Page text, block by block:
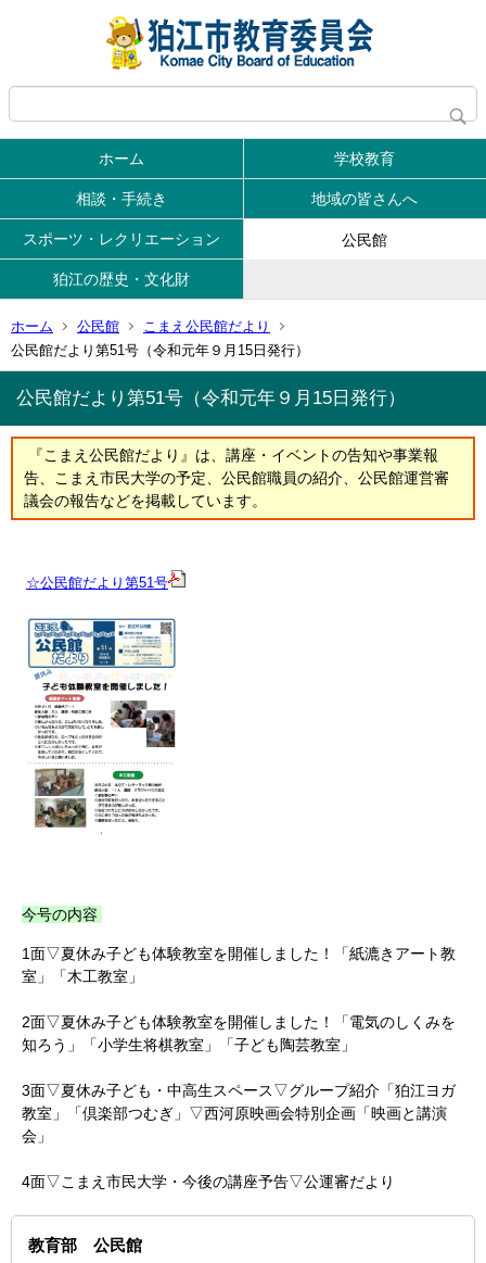
ホーム 学校教育
相談・手続き 地域の皆さんへ
スポーツ・レクリエーション 公民館
狛江の歴史・文化財
ホーム 公民館
こまえ公民館だより
公民館だより第51号（令和元年９月15日発行）
公民館だより第51号（令和元年９月15日発行）
『こまえ公民館だより』は、講座・イベントの告知や事業報
告、こまえ市民大学の予定、公民館職員の紹介、公民館運営審
議会の報告などを掲載しています。
☆公民館だより第51号
今号の内容
1面▽夏休み子ども体験教室を開催しました！「紙漉きアート教
室」「木工教室」
2面▽夏休み子ども体験教室を開催しました！「電気のしくみを
知ろう」「小学生将棋教室」「子ども陶芸教室」
3面▽夏休み子ども・中高生スペース▽グループ紹介「狛江ヨガ
教室」「倶楽部つむぎ」▽西河原映画会特別企画「映画と講演
会」
4面▽こまえ市民大学・今後の講座予告▽公運審だより
教育部 公民館